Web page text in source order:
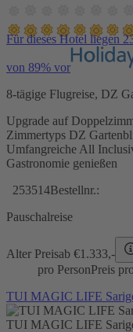
Für dieses Hotel liegen
von 89% vor
8-tägige Flugreise, DZ
Upgrade auf
Zimmertyps DZ
Umfangreiche All
Gastronomie genießen
253514Bestellnr.:
Pauschalreise
Alter Preisab €1.333,-
pro PersonPreis
TUI MAGIC LIFE
TUI MAGIC LIFE